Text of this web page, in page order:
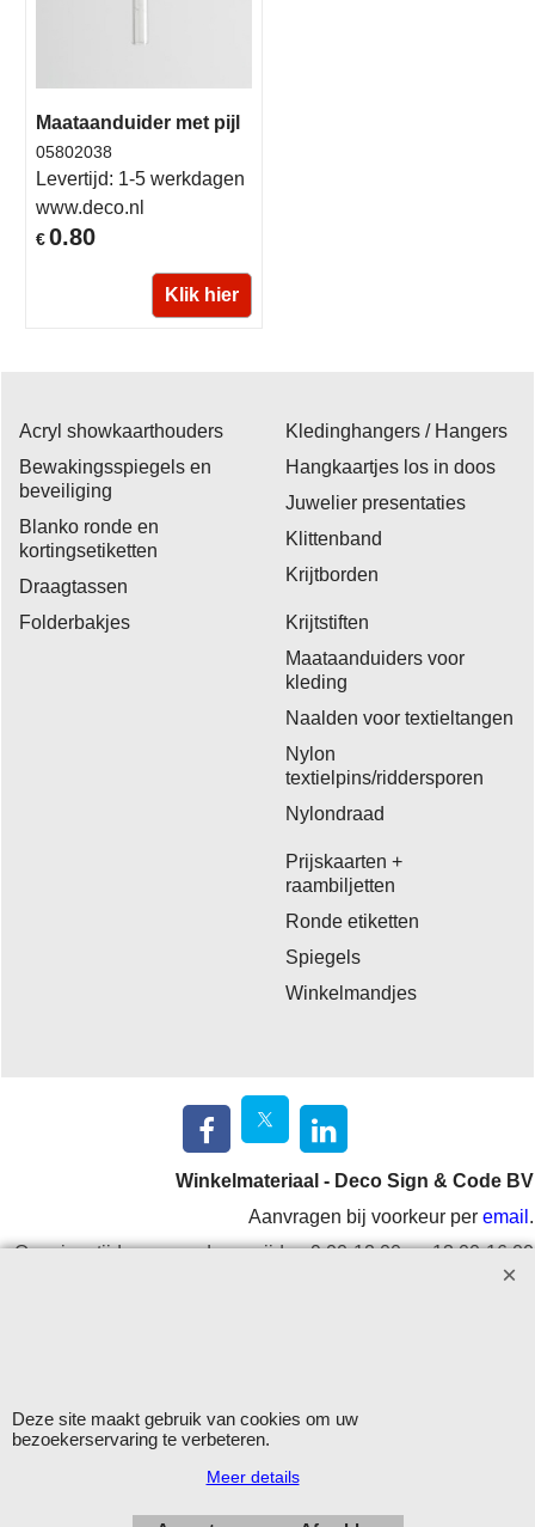
Maataanduider met pijl
€0.80
05802038
Levertijd: 1-5 werkdagen
www.deco.nl
Klik hier
Acryl showkaarthouders
Bewakingsspiegels en
beveiliging
Blanko ronde en
kortingsetiketten
Draagtassen
Folderbakjes
Kledinghangers / Hangers
Hangkaartjes los in doos
Juwelier presentaties
Klittenband
Krijtborden
Krijtstiften
Maataanduiders voor
kleding
Naalden voor textieltangen
Nylon
textielpins/riddersporen
Nylondraad
Prijskaarten +
raambiljetten
Ronde etiketten
Spiegels
Winkelmandjes
Winkelmateriaal - Deco Sign & Code BV
Aanvragen bij voorkeur per email .
Openingstijden: maandag - vrijdag 9.00-12.00 en 13.00-16.00
uur.
ShopFactory webwinkel
Deze site maakt gebruik van cookies om uw
bezoekerservaring te verbeteren.
Meer details